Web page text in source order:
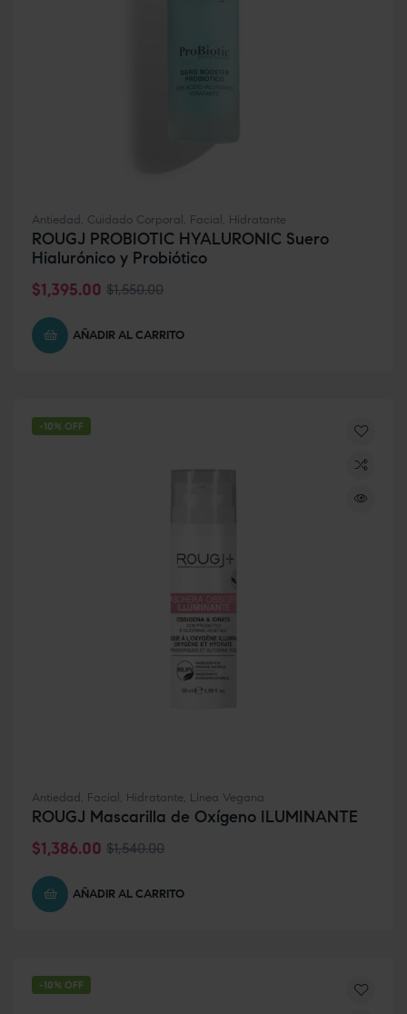
Antiedad , Cuidado Corporal , Facial , Hidratante
ROUGJ PROBIOTIC HYALURONIC Suero
Hialurónico y Probiótico
$1,550.00
$1,395.00
AÑADIR AL CARRITO
-10% OFF
Antiedad , Facial , Hidratante, Línea Vegana
ROUGJ Mascarilla de Oxígeno ILUMINANTE
$1,540.00
$1,386.00
AÑADIR AL CARRITO
-10% OFF